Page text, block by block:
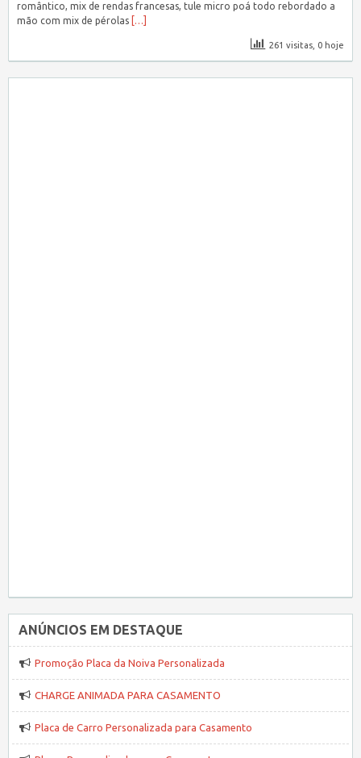
romântico, mix de rendas francesas, tule micro poá todo rebordado a
mão com mix de pérolas
[…]
261 visitas, 0 hoje
ANÚNCIOS EM DESTAQUE
Promoção Placa da Noiva Personalizada
CHARGE ANIMADA PARA CASAMENTO
Placa de Carro Personalizada para Casamento